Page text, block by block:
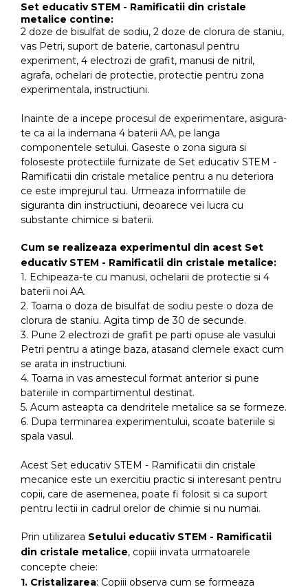
Set educativ STEM - Ramificatii din cristale
metalice contine:
2 doze de bisulfat de sodiu, 2 doze de clorura de staniu,
vas Petri, suport de baterie, cartonasul pentru
experiment, 4 electrozi de grafit, manusi de nitril,
agrafa, ochelari de protectie, protectie pentru zona
experimentala, instructiuni.
Inainte de a incepe procesul de experimentare, asigura-
te ca ai la indemana 4 baterii AA, pe langa
componentele setului. Gaseste o zona sigura si
foloseste protectiile furnizate de Set educativ STEM -
Ramificatii din cristale metalice pentru a nu deteriora
ce este imprejurul tau. Urmeaza informatiile de
siguranta din instructiuni, deoarece vei lucra cu
substante chimice si baterii.
Cum se realizeaza experimentul din acest Set
educativ STEM - Ramificatii din cristale metalice:
1. Echipeaza-te cu manusi, ochelarii de protectie si 4
baterii noi AA.
2. Toarna o doza de bisulfat de sodiu peste o doza de
clorura de staniu. Agita timp de 30 de secunde.
3. Pune 2 electrozi de grafit pe parti opuse ale vasului
Petri pentru a atinge baza, atasand clemele exact cum
se arata in instructiuni.
4. Toarna in vas amestecul format anterior si pune
bateriile in compartimentul destinat.
5. Acum asteapta ca dendritele metalice sa se formeze.
6. Dupa terminarea experimentului, scoate bateriile si
spala vasul.
Acest Set educativ STEM - Ramificatii din cristale
mecanice este un exercitiu practic si interesant pentru
copii, care de asemenea, poate fi folosit si ca suport
pentru lectii in cadrul orelor de chimie si nu numai.
Prin utilizarea Setului educativ STEM - Ramificatii
din cristale metalice, copiii invata urmatoarele
concepte cheie:
1. Cristalizarea: Copiii observa cum se formeaza